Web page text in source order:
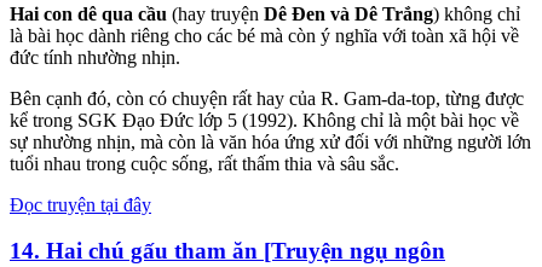
Hai con dê qua cầu (hay truyện Dê Đen và Dê Trắng) không chỉ
là bài học dành riêng cho các bé mà còn ý nghĩa với toàn xã hội về
đức tính nhường nhịn.
Bên cạnh đó, còn có chuyện rất hay của R. Gam-da-top, từng được
kể trong SGK Đạo Đức lớp 5 (1992). Không chỉ là một bài học về
sự nhường nhịn, mà còn là văn hóa ứng xử đối với những người lớn
tuổi nhau trong cuộc sống, rất thấm thia và sâu sắc.
Đọc truyện tại đây
14. Hai chú gấu tham ăn [Truyện ngụ ngôn